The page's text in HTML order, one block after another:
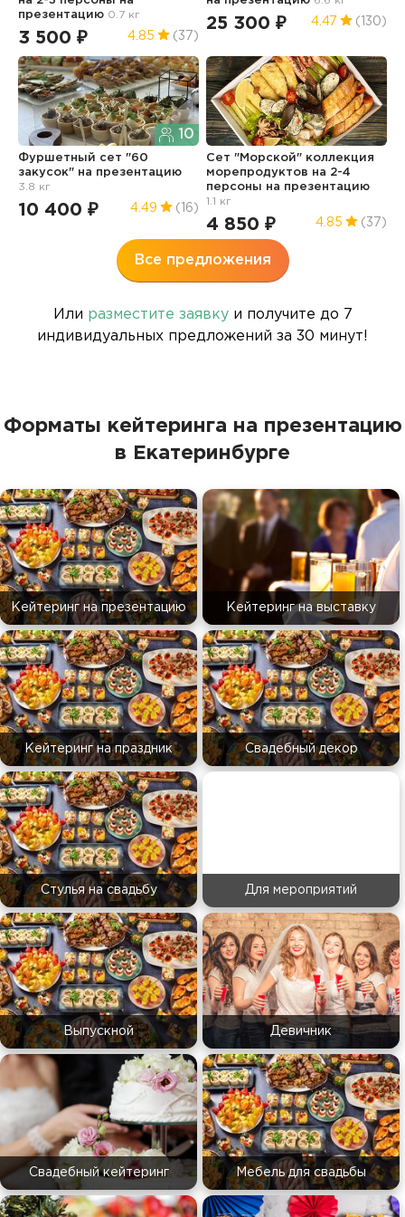
презентацию 0.7 кг
3 500 ₽ 4.85 (37)
25 300 ₽ 4.47 (130)
10
Фуршетный сет "60
закусок" на презентацию
3.8 кг
10 400 ₽ 4.49 (16)
Сет "Морской" коллекция
морепродуктов на 2-4
персоны на презентацию
1.1 кг
4 850 ₽ 4.85 (37)
Все предложения
Или разместите заявкуи получите до 7
индивидуальных предложений за 30 минут!
Форматы кейтеринга на презентацию
в Екатеринбурге
Кейтеринг на презентацию Кейтеринг на выставку
Кейтеринг на праздник Свадебный декор
Стулья на свадьбу Для мероприятий
Выпускной Девичник
Свадебный кейтеринг Мебель для свадьбы